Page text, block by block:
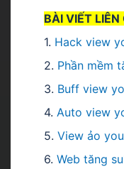
BÀI VIẾT LIÊN
1. Hack view
2. Phần mềm
3. Buff view
4. Auto view
5. View ảo
6. Web tăng